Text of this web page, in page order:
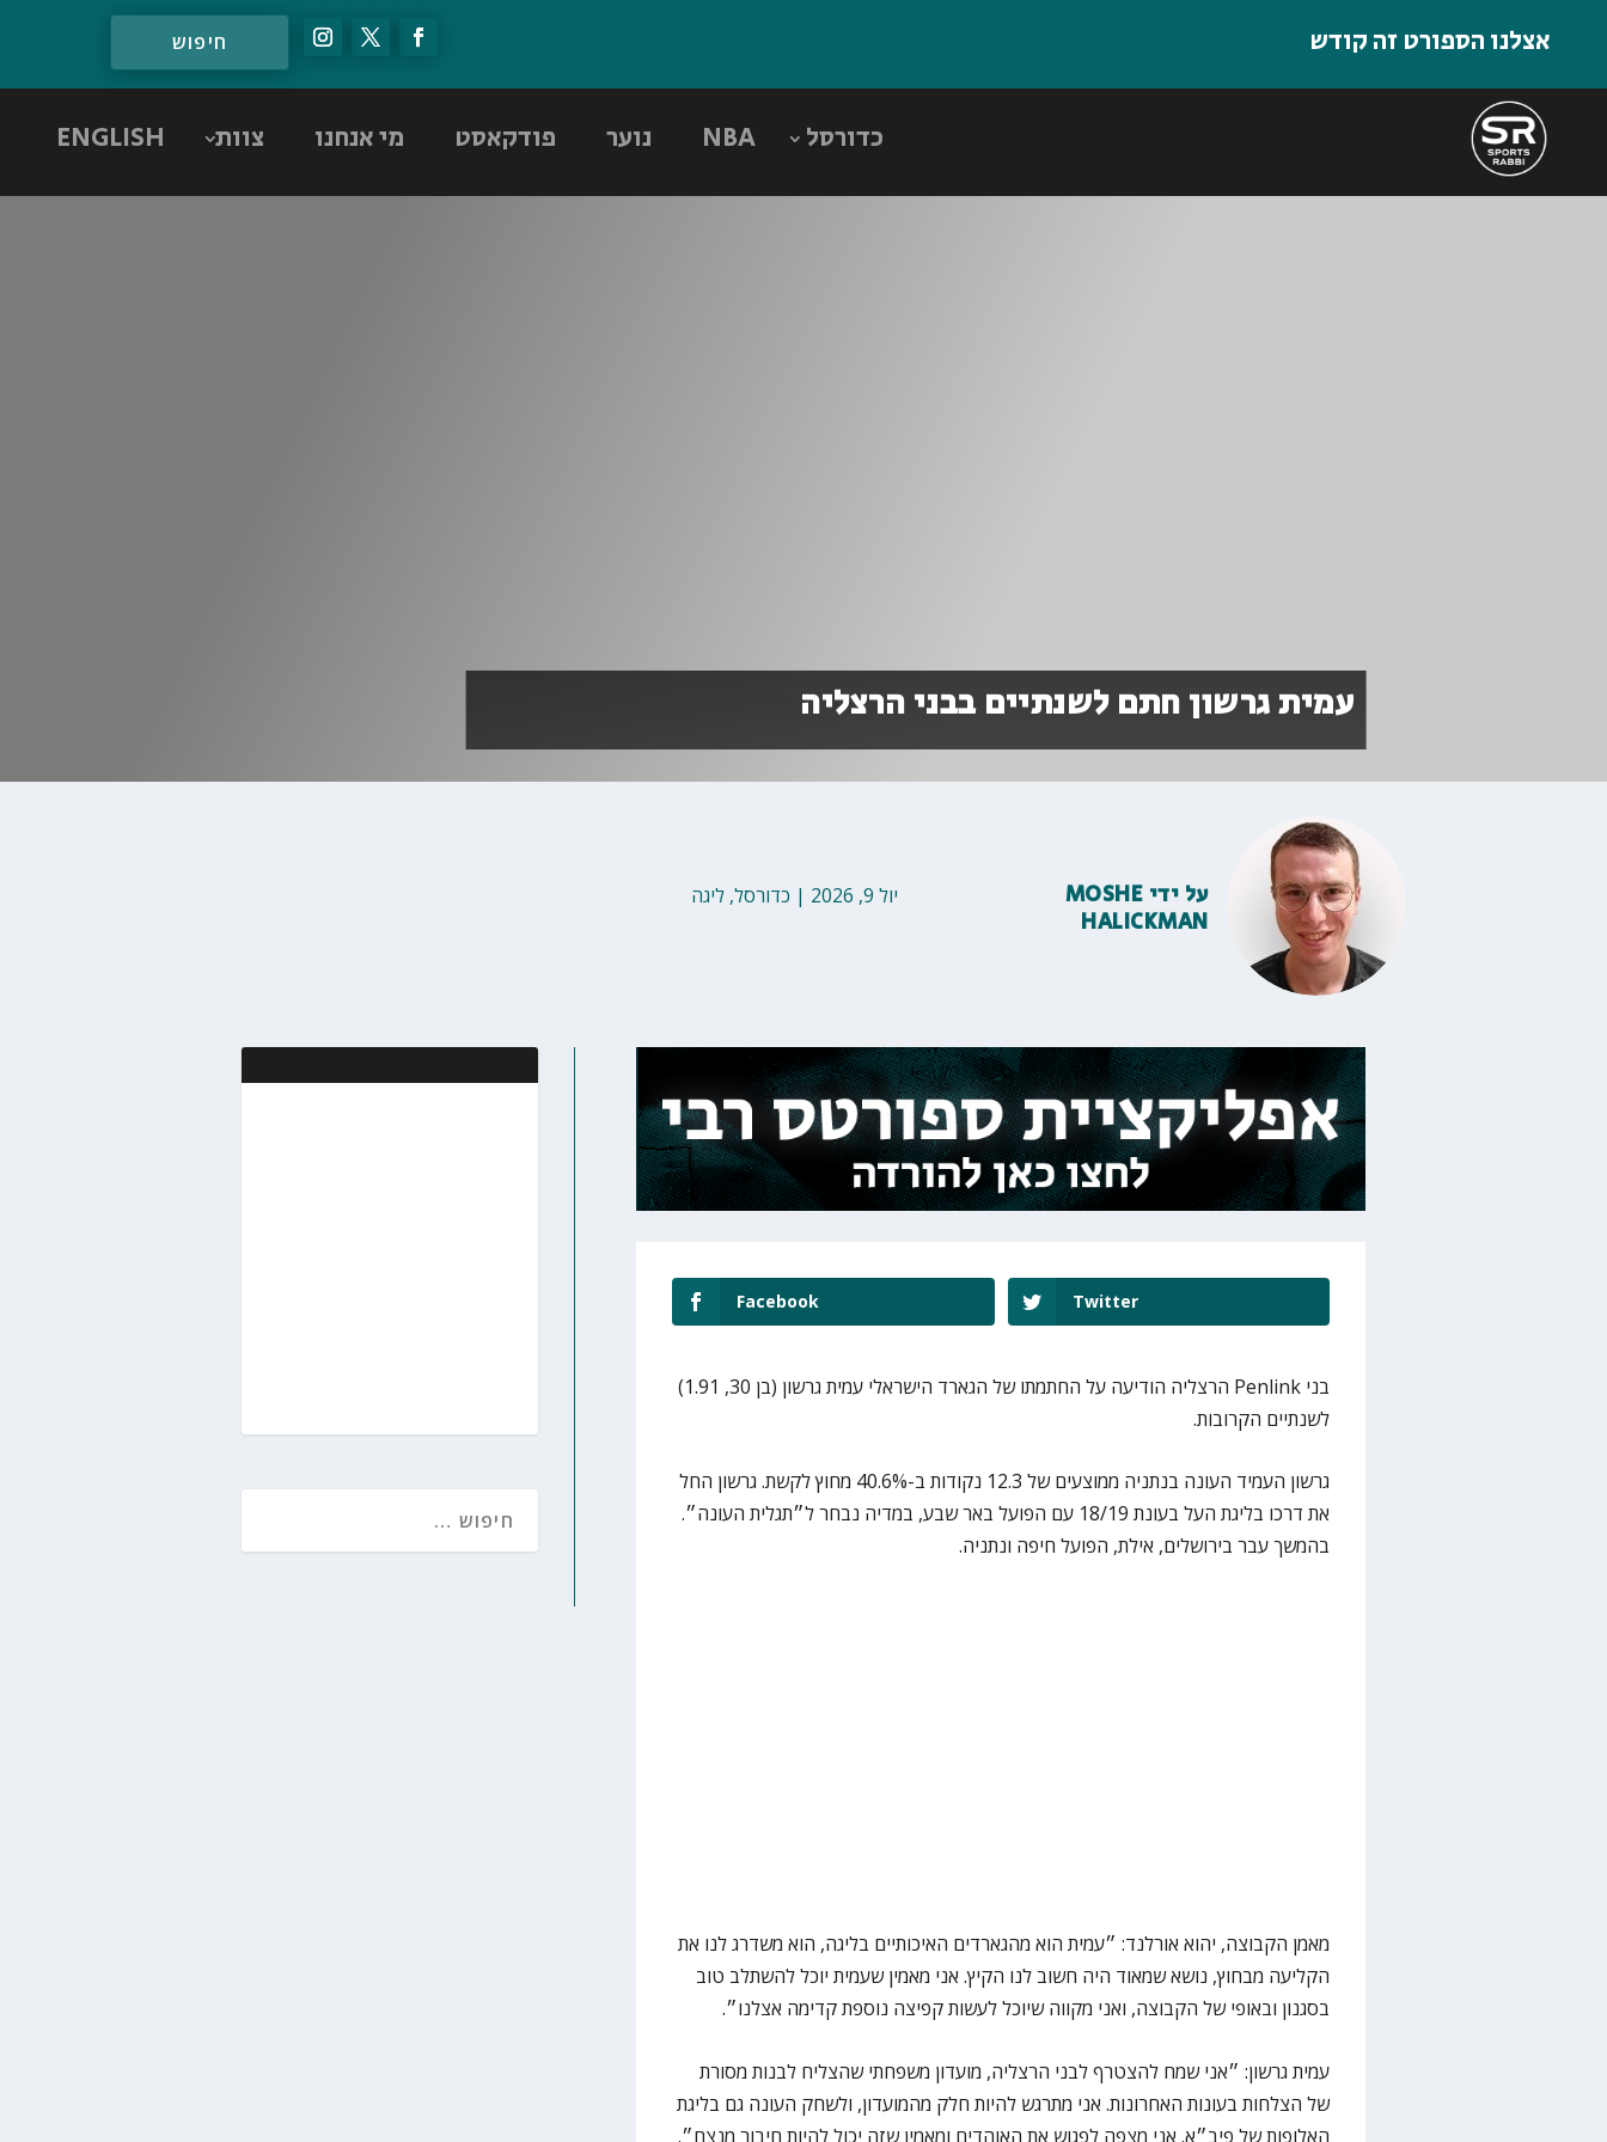
אצלנו הספורט זה קודש
כדורסל NBA נוער פודקאסט מי אנחנו צוות ENGLISH
עמית גרשון חתם לשנתיים בבני הרצליה
יול 9, 2026 | כדורסל,ליגה על ידי MOSHE
HALICKMAN
Facebook Twitter
בני Penlink הרצליה הודיעה על החתמתו של הגארד הישראלי עמית גרשון (בן 30, 1.91)
לשנתיים הקרובות.
גרשון העמיד העונה בנתניה ממוצעים של 12.3 נקודות ב-40.6% מחוץ לקשת. גרשון החל
את דרכו בליגת העל בעונת 18/19 עם הפועל באר שבע, במדיה נבחר ל״תגלית העונה״.
בהמשך עבר בירושלים, אילת, הפועל חיפה ונתניה.
מאמן הקבוצה, יהוא אורלנד: ״עמית הוא מהגארדים האיכותיים בליגה, הוא משדרג לנו את
הקליעה מבחוץ, נושא שמאוד היה חשוב לנו הקיץ. אני מאמין שעמית יוכל להשתלב טוב
בסגנון ובאופי של הקבוצה, ואני מקווה שיוכל לעשות קפיצה נוספת קדימה אצלנו״.
עמית גרשון: ״אני שמח להצטרף לבני הרצליה, מועדון משפחתי שהצליח לבנות מסורת
של הצלחות בעונות האחרונות. אני מתרגש להיות חלק מהמועדון, ולשחק העונה גם בליגת
האלופות של פיב״א. אני מצפה לפגוש את האוהדים ומאמין שזה יכול להיות חיבור מנצח״.